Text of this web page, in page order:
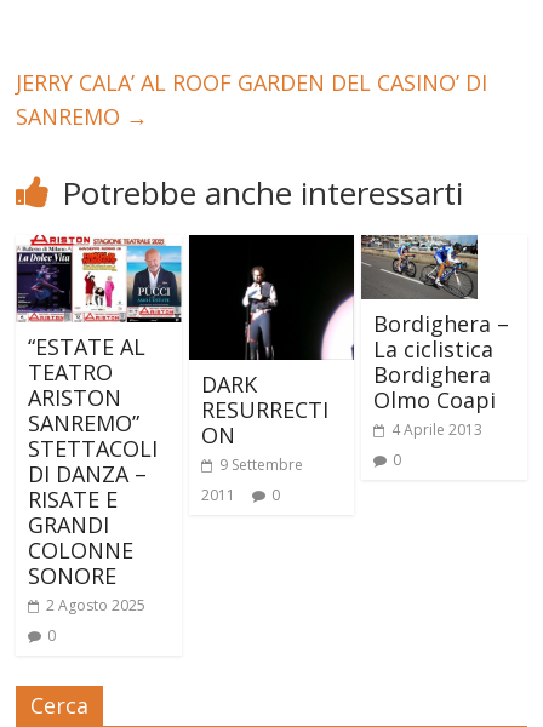
JERRY CALA’ AL ROOF GARDEN DEL CASINO’ DI
SANREMO →
Potrebbe anche interessarti
“ESTATE AL
TEATRO
ARISTON
SANREMO”
STETTACOLI
DI DANZA –
RISATE E
GRANDI
COLONNE
SONORE
2 Agosto 2025
0
DARK
RESURRECTI
ON
9 Settembre
2011
0
Bordighera –
La ciclistica
Bordighera
Olmo Coapi
4 Aprile 2013
0
Cerca